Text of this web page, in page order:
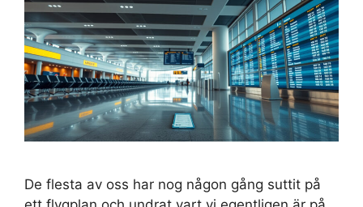
De flesta av oss har nog någon gång suttit på